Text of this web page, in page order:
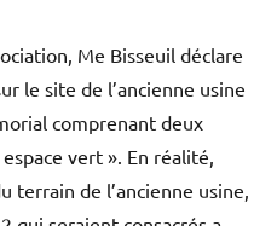
Me Bisseuil déclare
le site de l’ancienne usine
comprenant deux
vert ». En réalité,
terrain de l’ancienne usine,